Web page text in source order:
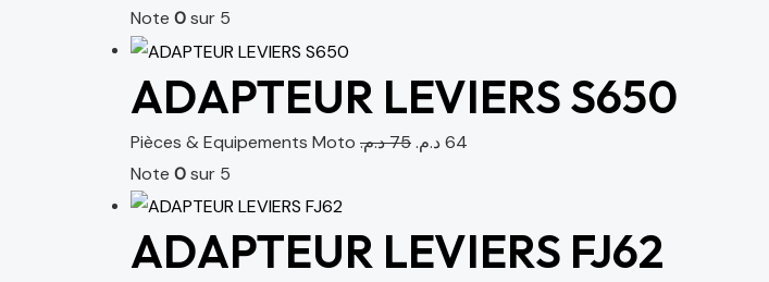
Note 0sur 5
ADAPTEUR LEVIERS S650
Pièces & Equipements Moto 75د.م. 64د.م.
Note 0sur 5
ADAPTEUR LEVIERS FJ62